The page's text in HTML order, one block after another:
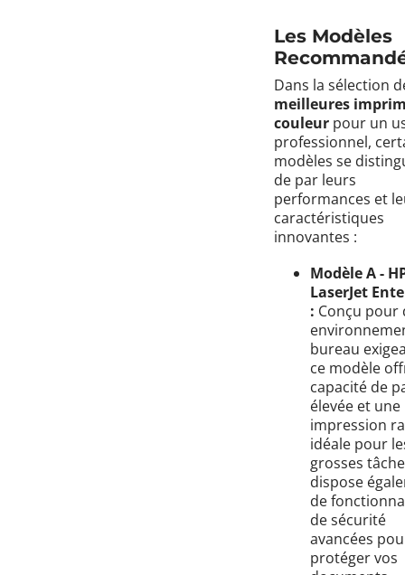
Les Modèles
Dans la sélection
meilleures
couleur pour un
professionnel,
modèles se
de par leurs
performances et
caractéristiques
innovantes :
Modèle A -
LaserJet
: Conçu pour
bureau
ce modèle
capacité de
élevée et une
impression
idéale pour
grosses
dispose
de
de sécurité
avancées
protéger vos